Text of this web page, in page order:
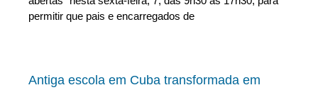
permitir que pais e encarregados de
Antiga escola em Cuba transformada em